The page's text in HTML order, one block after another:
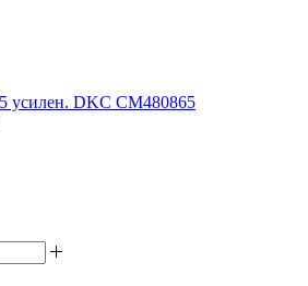
усилен. DKC CM480865